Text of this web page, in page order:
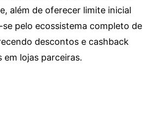
além de oferecer limite inicial
pelo ecossistema completo de
descontos e cashback
em lojas parceiras.